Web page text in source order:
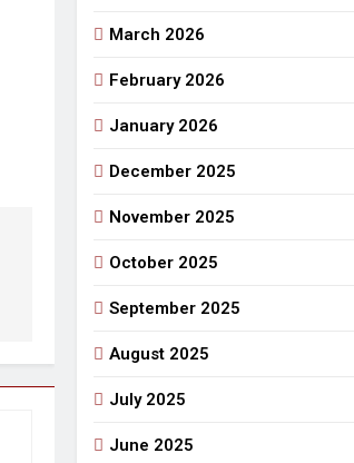
राजनीतिक सफरनामा : आन्दोलन से उपजे सवाल
में लहराने वाला डंडा
March 2026
February 2026
January 2026
December 2025
November 2025
October 2025
September 2025
August 2025
July 2025
June 2025